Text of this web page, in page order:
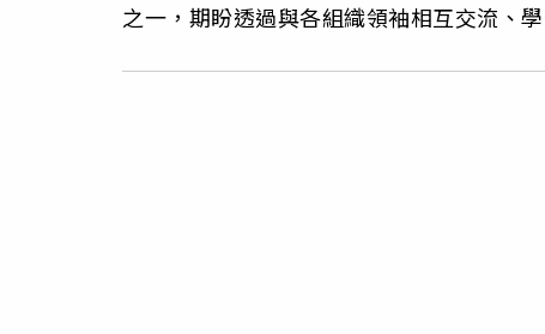
之一，期盼透過與各組織領袖相互交流、